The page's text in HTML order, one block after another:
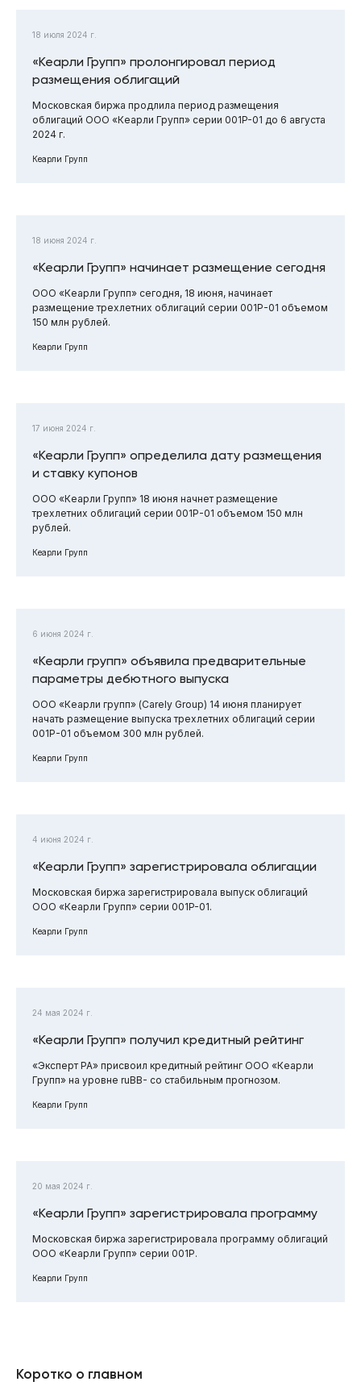
18 июля 2024 г.
«Кеарли Групп» пролонгировал период
размещения облигаций
Московская биржа продлила период размещения
облигаций ООО «Кеарли Групп» серии 001P-01 до 6 августа
2024 г.
Кеарли Групп
18 июня 2024 г.
«Кеарли Групп» начинает размещение сегодня
ООО «Кеарли Групп» сегодня, 18 июня, начинает
размещение трехлетних облигаций серии 001Р-01 объемом
150 млн рублей.
Кеарли Групп
17 июня 2024 г.
«Кеарли Групп» определила дату размещения
и ставку купонов
ООО «Кеарли Групп» 18 июня начнет размещение
трехлетних облигаций серии 001Р-01 объемом 150 млн
рублей.
Кеарли Групп
6 июня 2024 г.
«Кеарли групп» объявила предварительные
параметры дебютного выпуска
ООО «Кеарли групп» (Carely Group) 14 июня планирует
начать размещение выпуска трехлетних облигаций серии
001Р-01 объемом 300 млн рублей.
Кеарли Групп
4 июня 2024 г.
«Кеарли Групп» зарегистрировала облигации
Московская биржа зарегистрировала выпуск облигаций
ООО «Кеарли Групп» серии 001P-01.
Кеарли Групп
24 мая 2024 г.
«Кеарли Групп» получил кредитный рейтинг
«Эксперт РА» присвоил кредитный рейтинг ООО «Кеарли
Групп» на уровне ruBB- со стабильным прогнозом.
Кеарли Групп
20 мая 2024 г.
«Кеарли Групп» зарегистрировала программу
Московская биржа зарегистрировала программу облигаций
ООО «Кеарли Групп» серии 001Р.
Кеарли Групп
Коротко о главном